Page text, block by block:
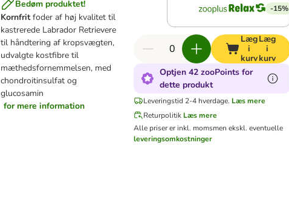
Bedøm produktet!
Kornfritfoder af høj kvalitet til
kastrerede Labrador Retrievere
til håndtering af kropsvægten,
udvalgte kostfibre til
mæthedsfornemmelsen, med
chondroitinsulfat og
glucosamin
for mere information
-15%
Læg
i
kurv
Læg
i
kurv
Optjen 42 zooPoints for
dette produkt
Leveringstid 2-4 hverdage. Læs mere
Returpolitik Læs mere
Alle priser er inkl. momsmen ekskl. eventuelle
leveringsomkostninger